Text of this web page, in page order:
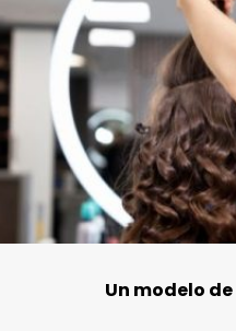
Un modelo